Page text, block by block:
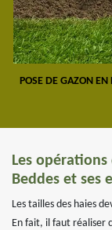
POSE DE GAZON
Les
Beddes et ses
Les tailles des haies
En fait, il faut réaliser